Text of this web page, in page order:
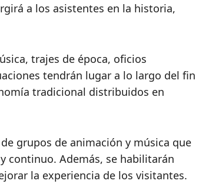
a los asistentes en la historia,
trajes de época, oficios
tendrán lugar a lo largo del fin
tradicional distribuidos en
grupos de animación y música que
continuo. Además, se habilitarán
la experiencia de los visitantes.